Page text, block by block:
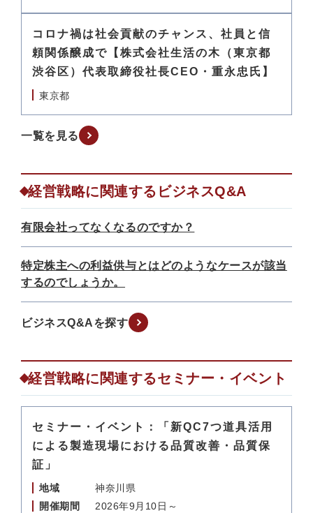
コロナ禍は社会貢献のチャンス、社員と信
頼関係醸成で【株式会社生活の木（東京都
渋谷区）代表取締役社長CEO・重永忠氏】
東京都
一覧を見る
経営戦略に関連するビジネスQ&A
有限会社ってなくなるのですか？
特定株主への利益供与とはどのようなケースが該当
するのでしょうか。
ビジネスQ&Aを探す
経営戦略に関連するセミナー・イベント
セミナー・イベント：「新QC7つ道具活用
による製造現場における品質改善・品質保
証」
地域
神奈川県
開催期間
2026年9月10日～